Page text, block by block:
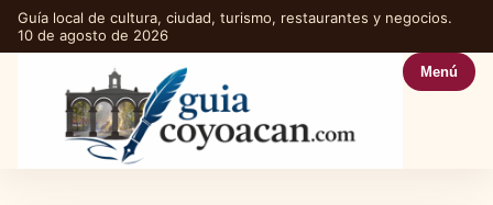
Guía local de cultura, ciudad, turismo, restaurantes y negocios.
10 de agosto de 2026
Menú